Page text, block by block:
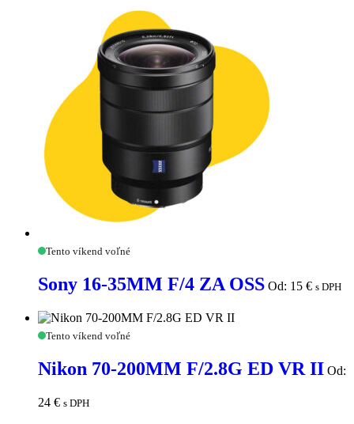
Sony
35MM
F/4
OSS
Tento víkend voľné
Sony 16-35MM F/4 ZA OSS Od: 15 € s DPH
Nikon
200MM
F/2.8G
VR
Tento víkend voľné
Nikon 70-200MM F/2.8G ED VR II Od:
24 € s DPH